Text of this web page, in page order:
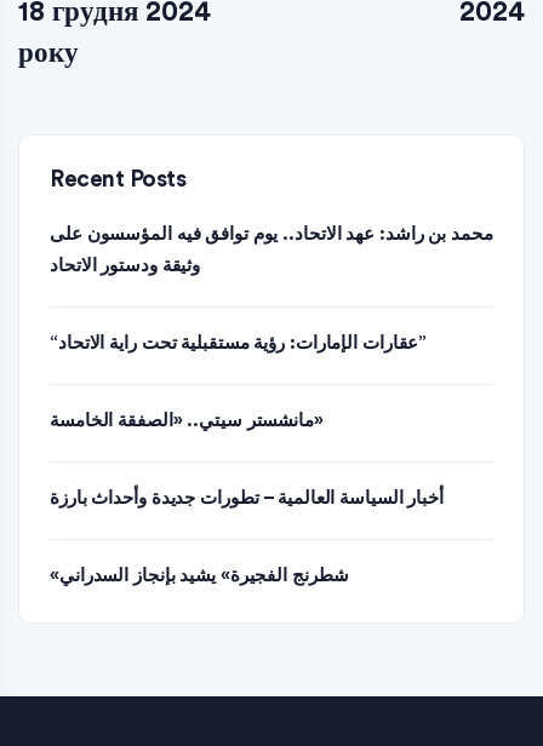
18 грудня 2024
року
2024
Recent Posts
محمد بن راشد: عهد الاتحاد.. يوم توافق فيه المؤسسون على
وثيقة ودستور الاتحاد
“عقارات الإمارات: رؤية مستقبلية تحت راية الاتحاد”
مانشستر سيتي.. «الصفقة الخامسة»
أخبار السياسة العالمية – تطورات جديدة وأحداث بارزة
«شطرنج الفجيرة» يشيد بإنجاز السدراني